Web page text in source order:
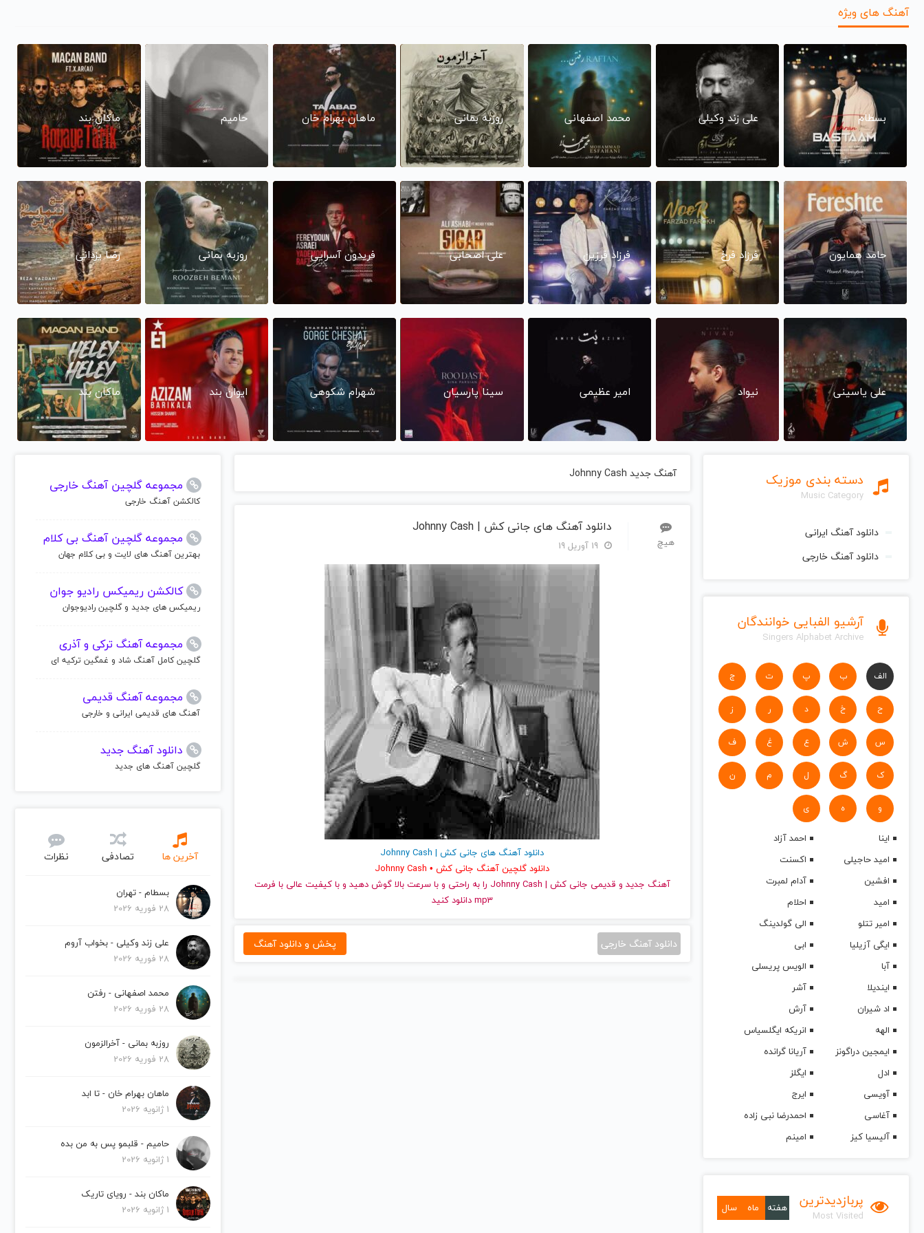
آهنگ های ویژه
بسطام علی زند وکیلی محمد اصفهانی روزبه بمانی ماهان بهرام خان حامیم ماکان بند
حامد همایون فرزاد فرخ فرزاد فرزین علی اصحابی فریدون آسرایی روزبه بمانی رضا یزدانی
علی یاسینی نیواد امیر عظیمی سینا پارسیان شهرام شکوهی ایوان بند ماکان بند
دسته بندی موزیک
Music Category
دانلود آهنگ ایرانی
دانلود آهنگ خارجی
آرشیو الفبایی خوانندگان
Singers Alphabet Archive
الف ب پ ت ج
ح خ د ر ز
س ش ع غ ف
ک گ ل م ن
و ه ی
اینا
احمد آزاد
امید حاجیلی
اکسنت
افشین
آدام لمبرت
امید
احلام
امیر تتلو
الی گولدینگ
ایگی آزیلیا
ابی
آبا
الویس پریسلی
ایندیلا
آشر
اد شیران
آرش
الهه
انریکه ایگلسیاس
ایمجین دراگونز
آریانا گرانده
ادل
ایگلز
آویسی
ایرج
آغاسی
احمدرضا نبی زاده
آلیسیا کیز
امینم
پربازدیدترین
Most Visited
هفته ماه سال
آهنگ جدید Johnny Cash
هیچ
دانلود آهنگ های جانی کش | Johnny Cash
دانلود آهنگ های جانی کش | Johnny Cash
دانلود گلچین آهنگ جانی کش • Johnny Cash
آهنگ جدید
و قدیمی جانی کش | Johnny Cash را به راحتی و با سرعت بالا گوش دهید و با کیفیت عالی با فرمت
mp3 دانلود کنید
دانلود آهنگ خارجی پخش و دانلود آهنگ
مجموعه گلچین آهنگ خارجی
کالکشن آهنگ خارجی
مجموعه گلچین آهنگ بی کلام
بهترین آهنگ های لایت و بی کلام جهان
کالکشن ریمیکس رادیو جوان
ریمیکس های جدید و گلچین رادیوجوان
مجموعه آهنگ ترکی و آذری
گلچین کامل آهنگ شاد و غمگین ترکیه ای
مجموعه آهنگ قدیمی
آهنگ های قدیمی ایرانی و خارجی
دانلود آهنگ جدید
گلچین آهنگ های جدید
آخرین ها تصادفی نظرات
بسطام - تهران
28 فوریه 2026
علی زند وکیلی - بخواب آروم
28 فوریه 2026
محمد اصفهانی - رفتن
28 فوریه 2026
روزبه بمانی - آخرالزمون
28 فوریه 2026
ماهان بهرام خان - تا ابد
1 ژانویه 2026
حامیم - قلبمو پس به من بده
1 ژانویه 2026
ماکان بند - رویای تاریک
1 ژانویه 2026